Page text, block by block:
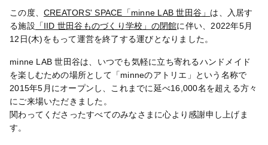
この度、 CREATORS' SPACE「minne LAB 世田谷」 は、入居す
る施設 「IID 世田谷ものづくり学校」の閉館に伴い、2022年5月
12日(木)をもって運営を終了する運びとなりました。
minne LAB 世田谷は、いつでも気軽に立ち寄れるハンドメイド
を楽しむための場所として「minneのアトリエ」という名称で
2015年5月にオープンし、これまでに延べ16,000名を超える方々
にご来場いただきました。
関わってくださったすべてのみなさまに心より感謝申し上げま
す。